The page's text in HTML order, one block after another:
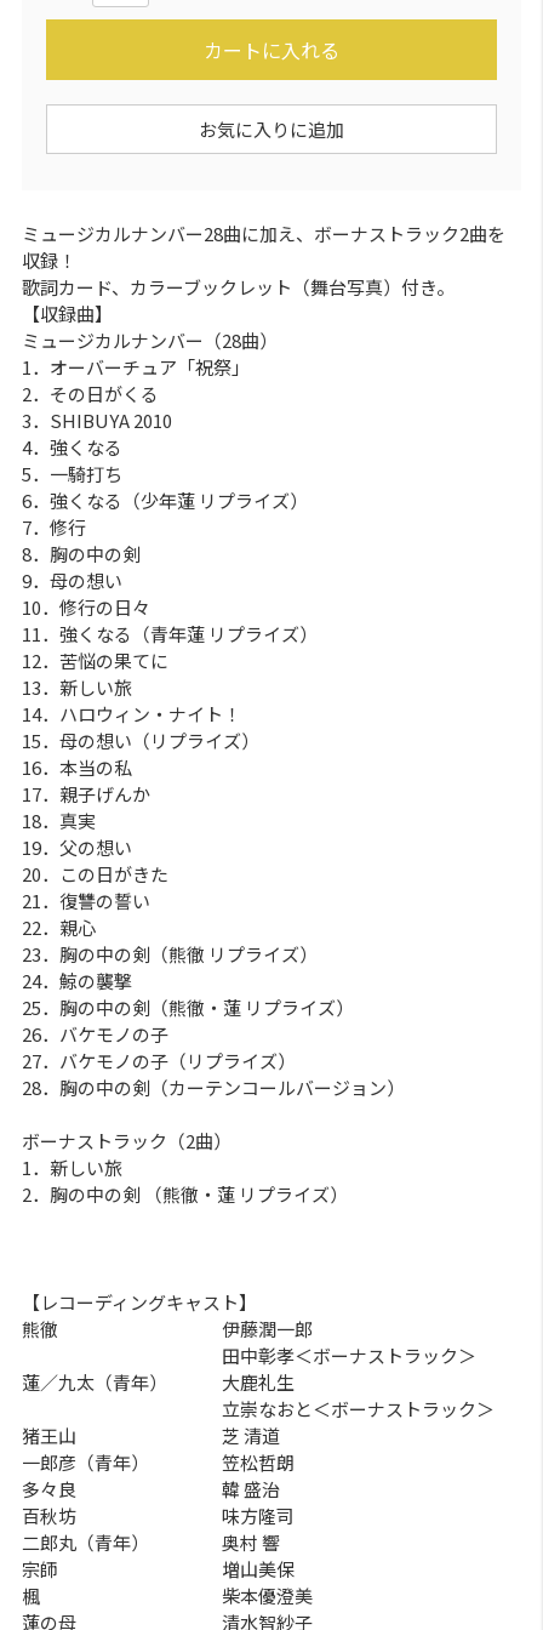
カートに入れる
お気に入りに追加
ミュージカルナンバー28曲に加え、ボーナストラック2曲を
収録！
歌詞カード、カラーブックレット（舞台写真）付き。
【収録曲】
ミュージカルナンバー（28曲）
1．オーバーチュア「祝祭」
2．その日がくる
3．SHIBUYA 2010
4．強くなる
5．一騎打ち
6．強くなる（少年蓮 リプライズ）
7．修行
8．胸の中の剣
9．母の想い
10．修行の日々
11．強くなる（青年蓮 リプライズ）
12．苦悩の果てに
13．新しい旅
14．ハロウィン・ナイト！
15．母の想い（リプライズ）
16．本当の私
17．親子げんか
18．真実
19．父の想い
20．この日がきた
21．復讐の誓い
22．親心
23．胸の中の剣（熊徹 リプライズ）
24．鯨の襲撃
25．胸の中の剣（熊徹・蓮 リプライズ）
26．バケモノの子
27．バケモノの子（リプライズ）
28．胸の中の剣（カーテンコールバージョン）
ボーナストラック（2曲）
1．新しい旅
2．胸の中の剣 （熊徹・蓮 リプライズ）
【レコーディングキャスト】
熊徹 伊藤潤一郎
田中彰孝＜ボーナストラック＞
蓮／九太（青年） 大鹿礼生
立崇なおと＜ボーナストラック＞
猪王山 芝 清道
一郎彦（青年） 笠松哲朗
多々良 韓 盛治
百秋坊 味方隆司
二郎丸（青年） 奥村 響
宗師 増山美保
楓 柴本優澄美
蓮の母 清水智紗子